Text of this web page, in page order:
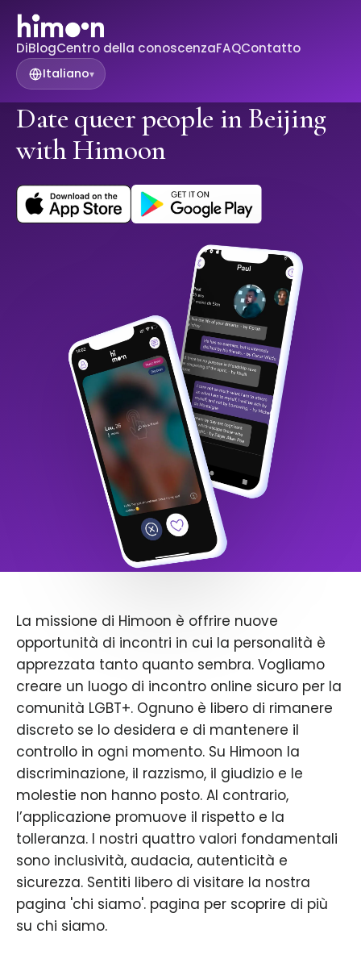
DiBlogCentro della conoscenzaFAQContatto
Italiano▾
Date queer people in Beijing
with Himoon
La missione di Himoon è offrire nuove
opportunità di incontri in cui la personalità è
apprezzata tanto quanto sembra. Vogliamo
creare un luogo di incontro online sicuro per la
comunità LGBT+. Ognuno è libero di rimanere
discreto se lo desidera e di mantenere il
controllo in ogni momento. Su Himoon la
discriminazione, il razzismo, il giudizio e le
molestie non hanno posto. Al contrario,
l’applicazione promuove il rispetto e la
tolleranza. I nostri quattro valori fondamentali
sono inclusività, audacia, autenticità e
sicurezza. Sentiti libero di visitare la nostra
pagina 'chi siamo'. pagina per scoprire di più
su chi siamo.